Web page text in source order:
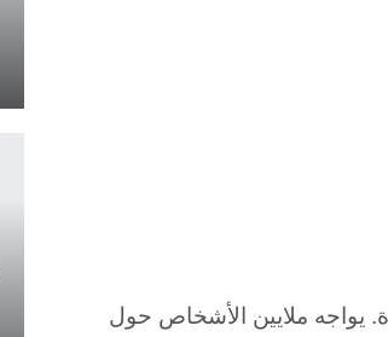
يواجه ملايين الأشخاص حول